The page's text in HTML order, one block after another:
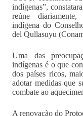
indígenas”,
reúne
indígena do
del Qullasuyu
Uma das
indígenas é o que
dos países ricos,
adotar medidas que
combate ao
A renovação do